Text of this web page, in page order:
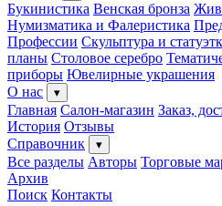
Букинистика Венская бронза
Нумизматика и Фалеристика
Профессии Скульптура и
планы Столовое серебро
приборы Ювелирные украшения
О нас
▾
Главная Салон-магазин Заказ,
История Отзывы
Справочник
▾
Все разделы Авторы Торговые
Архив
Поиск Контакты